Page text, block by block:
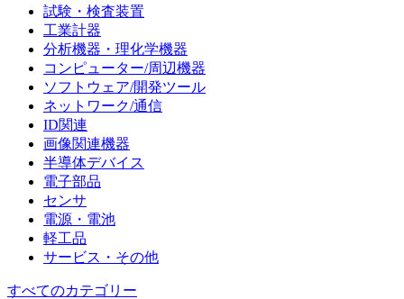
試験・検査装置
工業計器
分析機器・理化学機器
コンピューター/周辺機器
ソフトウェア/開発ツール
ネットワーク/通信
ID関連
画像関連機器
半導体デバイス
電子部品
センサ
電源・電池
軽工品
サービス・その他
すべてのカテゴリー